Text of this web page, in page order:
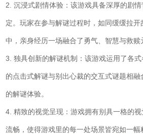
2. 沉浸式剧情体验：该游戏具备深厚的剧
定。玩家在参与解谜过程时，如同缓缓拉
中，亲身经历一场融合了勇气、智慧与救赎
3. 独具创新的解谜机制：该游戏运用了各
的点击式解谜与别出心裁的交互式谜题相
的解谜体验。
4. 精致的视觉呈现：游戏拥有别具一格的
流畅，使得游戏里的每一处场景皆宛如一幅